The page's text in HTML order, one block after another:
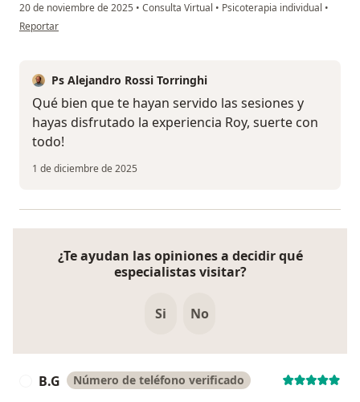
20 de noviembre de 2025 • Consulta Virtual • Psicoterapia individual •
en opinión del usuario Roy
Reportar
Ps Alejandro Rossi Torringhi
Qué bien que te hayan servido las sesiones y
hayas disfrutado la experiencia Roy, suerte con
todo!
1 de diciembre de 2025
¿Te ayudan las opiniones a decidir qué
especialistas visitar?
Si No
B.G Número de teléfono verificado